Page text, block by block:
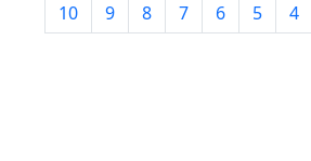
4
5
6
7
8
9
10